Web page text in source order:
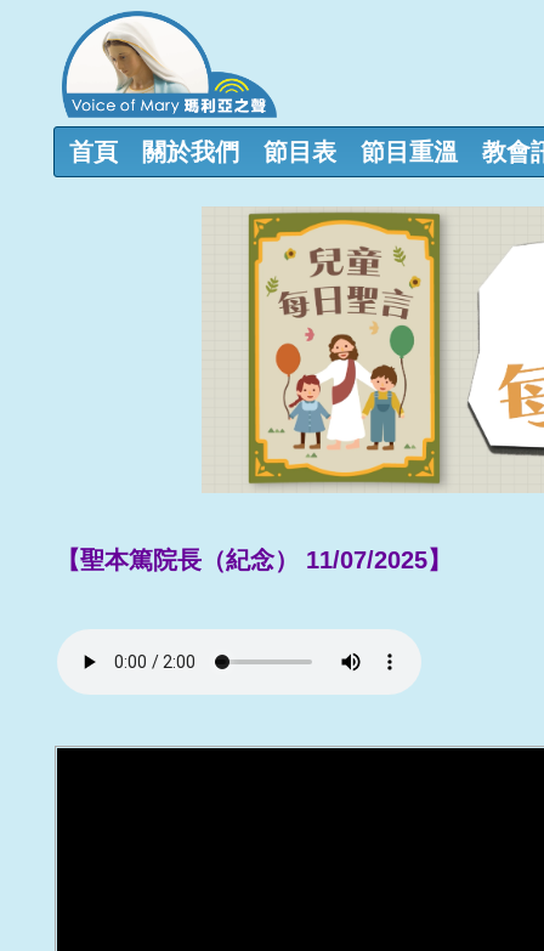
首頁 關於我們 節目表 節目重溫 教會
【聖本篤院長（紀念） 11/07/2025】